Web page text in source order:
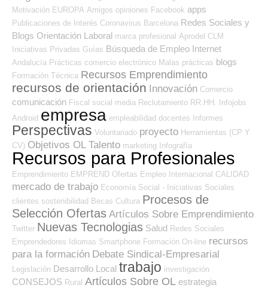
Motivación EUROPA Amigos opiniones Facebook apps
Publicaciones de Interés Coronavirus Barcelona Redes Sociales y
Blogs Orientación Laboral marca profesional Aprodel CLM
Iniciativas Privadas Guías Búsqueda de Empleo Internet
Andalucía Prácticas comercio electrónico Malas prácticas blogs
Formación Técnica Recursos Emprendimiento
recursos de orientación Innovación Comercio
comunicación Fiscal social media Reclutamiento RR.HH.
Infojobs
Android empresa empleabilidad docentes Informes
Perspectivas Voluntariado proyecto Herramientas (CP Y
CV) Objetivos OL Talento marketing Infografía
Recursos para Profesionales
Emprendimiento EMPREND Ofertas Empleo Internacional CALIDAD
mercado de trabajo Economía Social - Iniciativas Sociales
clientes sostenibilidad Becas Cultura Procesos de
Selección Ofertas Artículos Sobre Emprendimiento
Twitter Nuevas Tecnologias Salud Redes Sociales
Emprendedores Idiomas Smartphone Formación On-line recursos
para la formación Debate Sindical-Empresarial
Legislación Desarrollo Local trabajo investigación
CONSEJOS Rural Artículos Sobre OL estrategia